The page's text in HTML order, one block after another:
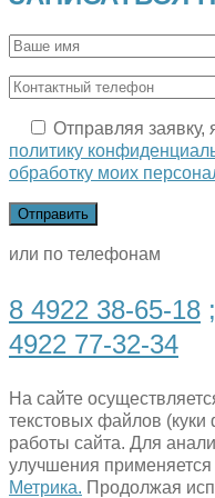
Отправляя
политику
обработку моих
или по телефонам
8 4922 38-65-18 ;
4922 77-32-34
На сайте
текстовых файлов
работы сайта. Для
улучшения
Метрика. Продолжая